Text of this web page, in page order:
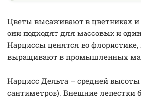
Цветы высаживают в цветниках и
они подходят для массовых и
Нарциссы ценятся во флористике,
выращивают в промышленных
Нарцисс Дельта – средней высоты
сантиметров). Внешние лепестки